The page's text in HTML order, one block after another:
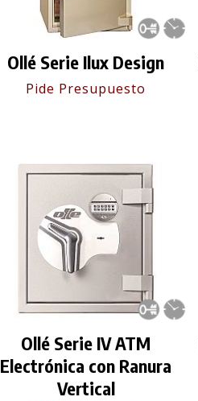
Ollé Serie Ilux Design
Pide Presupuesto
Ollé Serie IV ATM
Electrónica con Ranura
Vertical